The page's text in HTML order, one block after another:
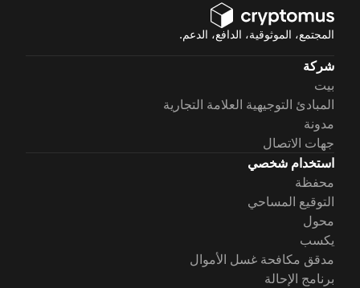
المجتمع، الموثوقية، الدافع، الدعم.
شركة
بيت
المبادئ التوجيهية العلامة التجارية
مدونة
جهات الاتصال
استخدام شخصي
محفظة
التوقيع المساحي
محول
يكسب
مدقق مكافحة غسل الأموال
برنامج الإحالة